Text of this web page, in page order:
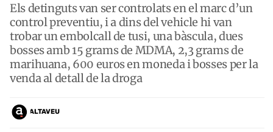
Els detinguts van ser controlats en el marc d’un
control preventiu, i a dins del vehicle hi van
trobar un embolcall de tusi, una bàscula, dues
bosses amb 15 grams de MDMA, 2,3 grams de
marihuana, 600 euros en moneda i bosses per la
venda al detall de la droga
ALTAVEU